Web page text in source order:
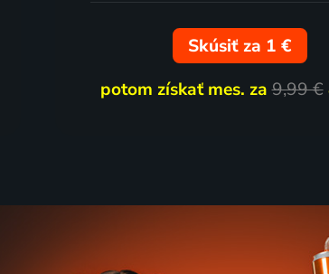
Skúsiť za 1 €
potom získať mes. za9,99 €